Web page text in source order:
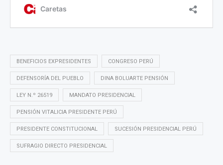
BENEFICIOS EXPRESIDENTES CONGRESO PERÚ
DEFENSORÍA DEL PUEBLO DINA BOLUARTE PENSIÓN
LEY N.º 26519 MANDATO PRESIDENCIAL
PENSIÓN VITALICIA PRESIDENTE PERÚ
PRESIDENTE CONSTITUCIONAL SUCESIÓN PRESIDENCIAL PERÚ
SUFRAGIO DIRECTO PRESIDENCIAL